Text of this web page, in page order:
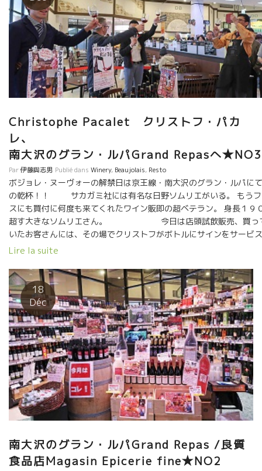
Christophe Pacalet クリストフ・パカ
レ
南大沢のグラン・ルパGrand Repasへ★NO3
Par伊藤與志男 Publié dans Winery, Beaujolais, Resto
ボジョレ・ヌーヴォーの解禁日は京王線・南大沢のグラン・ルパに
の乾杯！！ サカガミ社には有名な日野ソムリエがいる。 もう
スにも買付に何度も来てくれたワイン販即の超ベテラン。 身長１９
超す大きなソムリエさん。 今日は店頭試飲販売、買っ
いたお客さんには、その場でクリストフがボトルにサインをサービ
お客さんもビックリ。本当にフランスから来たんですか？ そして、
抜群の客寄せトーク。ヌーヴォー在庫が少なくなると、サンタムー
較試飲。 それは、サンタムールの方がコクがあって美味しい。 多く
がサンタムームを購入していった。マジで美味しいので喜ばれるだ
南大沢にお住まいの皆さまへ、 是非 サカガミGrand Repasグラン
パでワインを楽しんでください。！！
Lire la suite
18
Déc
南大沢のグラン・ルパGrand Repas /良質
食品店Magasin Epicerie fine★NO2